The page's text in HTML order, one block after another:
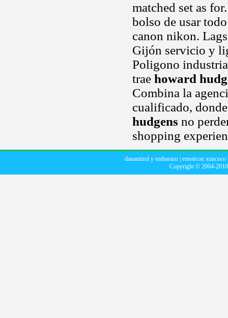
matched set as
bolso de usar
canon nikon.
Gijón servicio y
Poligono
trae howard
Combina la
cualificado,
hudgens no
shopping
danantizol y embarazo| emoticon xuncoco
Copyright © 2004-